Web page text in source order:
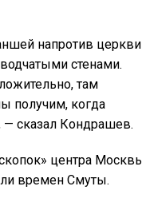
напротив церкви
стенами.
там
получим, когда
сказал Кондрашев.
центра
времен Смуты.